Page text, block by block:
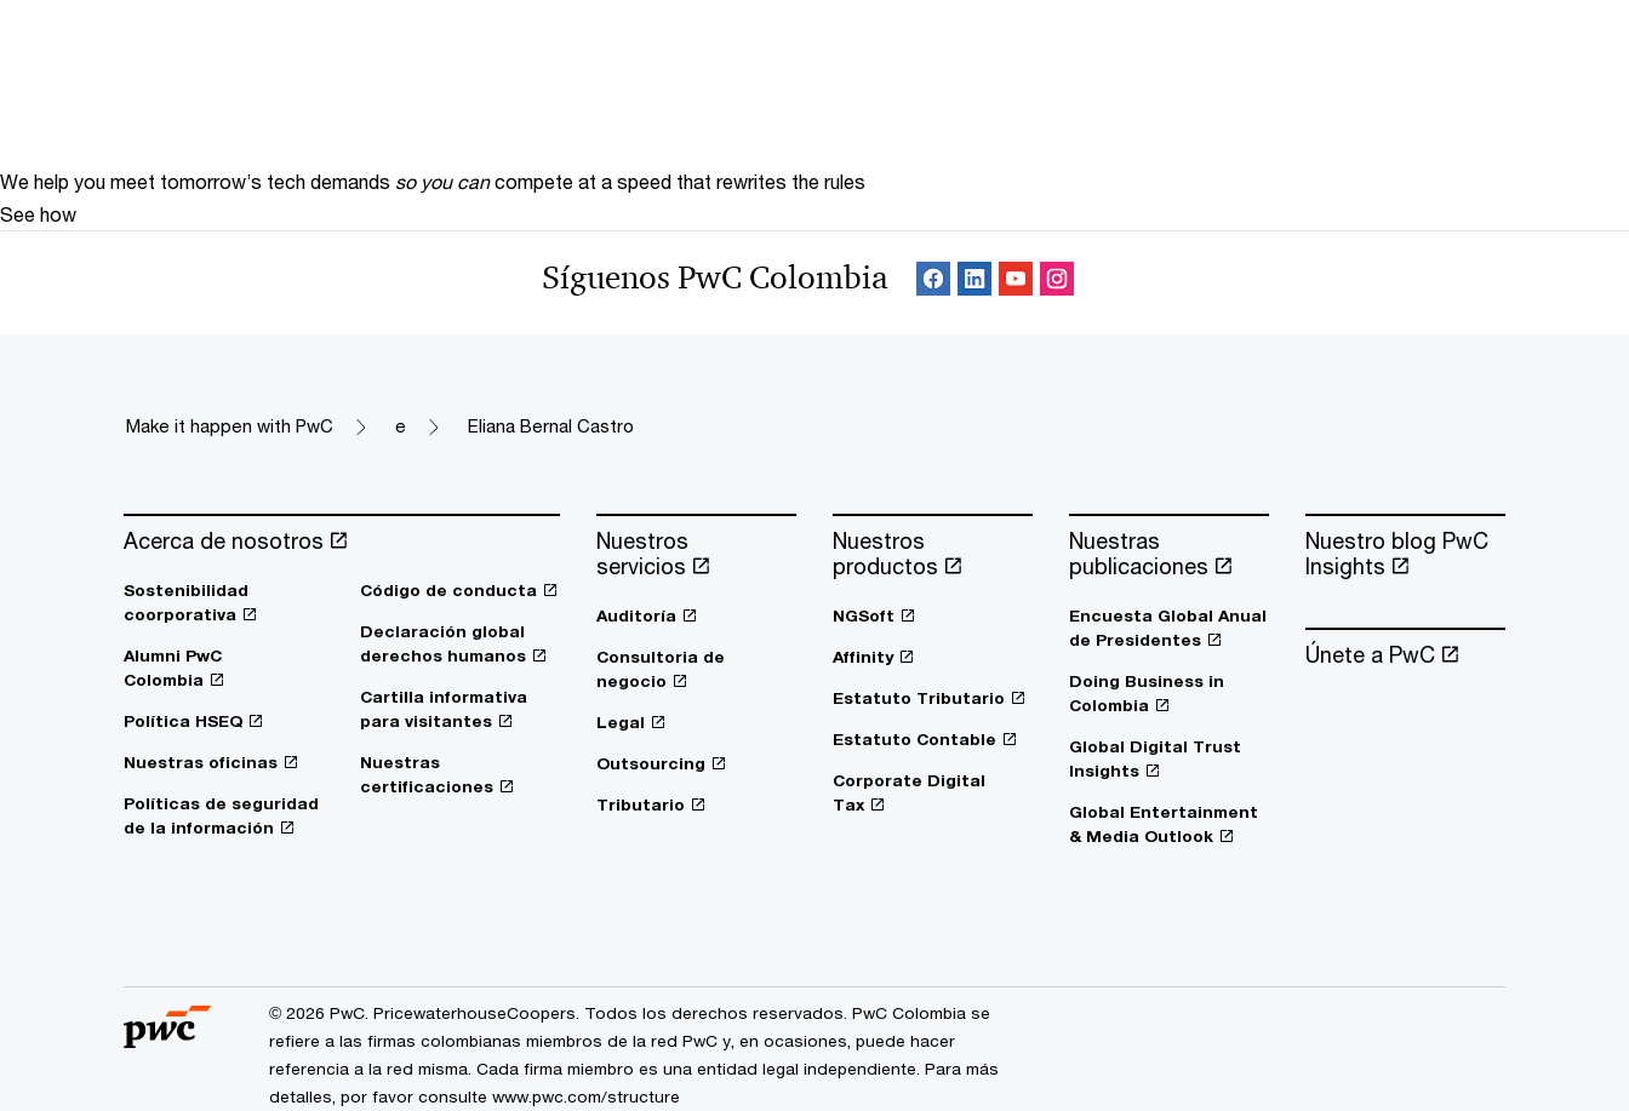
We help you meet tomorrow’s tech demands so you can compete at a speed that rewrites the rules
See how
Síguenos PwC Colombia
Make it happen with PwC e Eliana Bernal Castro
Acerca de nosotros
Sostenibilidad
coorporativa
Alumni PwC
Colombia
Política HSEQ
Nuestras oficinas
Políticas de seguridad
de la información
Código de conducta
Declaración global
derechos humanos
Cartilla informativa
para visitantes
Nuestras
certificaciones
Nuestros
servicios
Auditoría
Consultoria de
negocio
Legal
Outsourcing
Tributario
Nuestros
productos
NGSoft
Affinity
Estatuto Tributario
Estatuto Contable
Corporate Digital
Tax
Nuestras
publicaciones
Encuesta Global Anual
de Presidentes
Doing Business in
Colombia
Global Digital Trust
Insights
Global Entertainment
& Media Outlook
Nuestro blog PwC
Insights
Únete a PwC
© 2026 PwC. PricewaterhouseCoopers. Todos los derechos reservados. PwC Colombia se
refiere a las firmas colombianas miembros de la red PwC y, en ocasiones, puede hacer
referencia a la red misma. Cada firma miembro es una entidad legal independiente. Para más
detalles, por favor consulte www.pwc.com/structure